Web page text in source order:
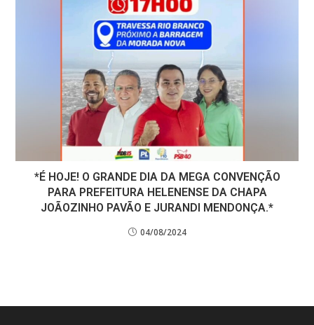
*É HOJE! O GRANDE DIA DA MEGA CONVENÇÃO
PARA PREFEITURA HELENENSE DA CHAPA
JOÃOZINHO PAVÃO E JURANDI MENDONÇA.*
04/08/2024